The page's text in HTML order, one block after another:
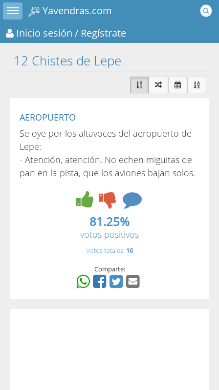
Toggle sidebar
Yavendras.com
Inicio sesión / Regístrate
12 Chistes de Lepe
AEROPUERTO
Se oye por los altavoces del aeropuerto de
Lepe:
- Atención, atención. No echen miguitas de
pan en la pista, que los aviones bajan solos.
81.25%
votos positivos
Votos totales: 16
Comparte: